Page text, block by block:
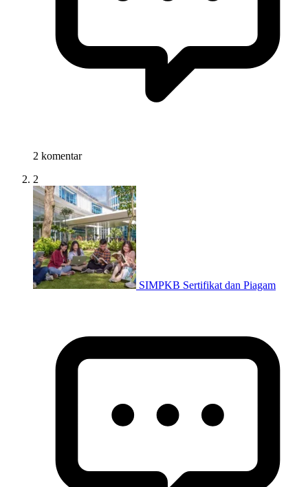
2 komentar
2
SIMPKB Sertifikat dan Piagam